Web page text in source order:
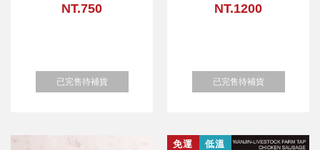
NT.750
已完售待補貨
NT.1200
已完售待補貨
免運 低溫